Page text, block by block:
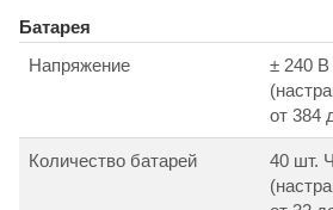
Батарея
Напряжение
± 240
от 384
Количество батарей
40 шт.